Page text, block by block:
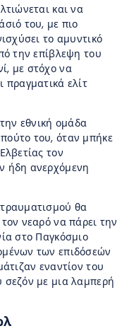
και να
του, με πιο
το αμυντικό
την επίβλεψη του
με στόχο να
πραγματικά ελίτ
εθνική ομάδα
του, όταν μπήκε
τον
ήδη ανερχόμενη
θα
νεαρό να πάρει την
στο Παγκόσμιο
των επιδόσεών
εναντίον του
σεζόν με μια λαμπερή